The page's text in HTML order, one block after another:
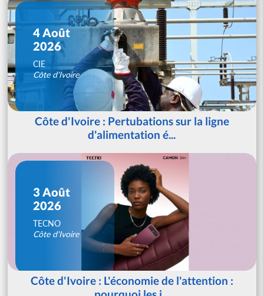
4 Août
2026
CIE
Côte d'Ivoire
Côte d'Ivoire : Pertubations sur la ligne
d'alimentation é...
3 Août
2026
TECNO
Côte d'Ivoire
Côte d'Ivoire : L'économie de l'attention :